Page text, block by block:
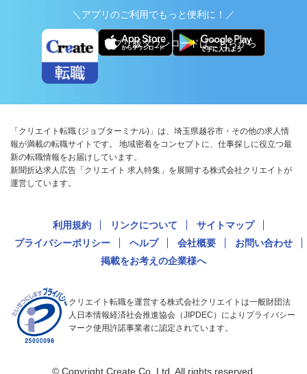
＼アプリのご利用でもっと便利に！／
アプリ版ダウンロードはこちらから
「クリエイト転職 (ジョブターミナル)」は、埼玉県越谷市・その他の求人情
報が満載の転職サイトです。 地域密着をコンセプトに、仕事探しに役立つ最
新の転職情報をお届けしています。
新聞折込求人広告「クリエイト 求人特集」を展開する株式会社クリエイトが
運営しています。
利用規約 リンクについて
サイトマップ
プライバシーポリシー
ヘルプ 会社概要
お問い合わせ
掲載をお考えの企業様へ
クリエイト転職を運営する株式会社クリエイトは一般財団法
人日本情報経済社会推進協会（JIPDEC）によりプライバシー
マーク使用許諾事業者に認定されています。
© Copyright Create Co.,Ltd. All rights reserved.